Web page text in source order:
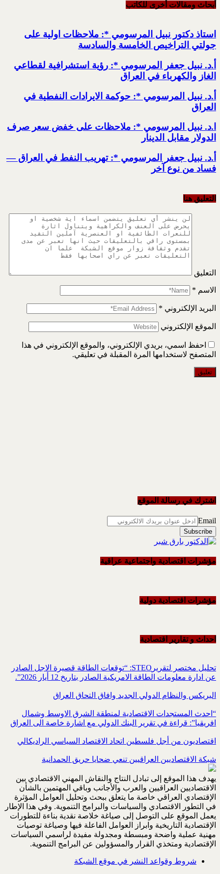
أبحاث ومقالات أخرى للکاتب
استاذ دكتور نبيل المرسومي *: ملاحظات اولية على
جولتي التراخيص الخامسة والسادسة
أ.د. نبيل جعفر المرسومي *: رؤية استشرافية لقطاعي
الغاز والكهرباء في العراق
أ.د. نبيل المرسومي *: حوكمة الايرادات النفطية في
العراق
ا.د. نبيل المرسومي *: ملاحظات على خفض سعر صرف
الدولار مقابل الدينار
أ.د. نبيل جعفر المرسومي *: تهريب النفط في العراق —
فساد من نوع آخر
التعليق هنا
التعليق
الاسم *
البريد الإلكتروني *
الموقع الإلكتروني
احفظ اسمي، بريدي الإلكتروني، والموقع الإلكتروني في هذا
المتصفح لاستخدامها المرة المقبلة في تعليقي.
اشترك في رسالة الموقع
Email
مؤشرات اقتصادية واجتماعية عراقية
مؤشرات اقتصادية دولية
احداث و تقاریر اقتصادیة
تحليل مختصر لتقريرSTEO‏: “توقعات الطاقة قصيرة الاجل الصادر
عن ادارة معلومات الطاقة الامريكية ‏الصادر بتاريخ 12 أيار 2026”.‏
البريكس والنظام الدولي الجديد وافاق التحاق العراق
“احدث المستجدات الاقتصادية لمنطقة الشرق الاوسط وشمال
افريقيا”: قراءة في تقرير البنك الدولي مع اشارة خاصة الى العراق
اقتصاديون من أجل فلسطين اتحاد الاقتصاد السياسي الراديكالي
شبكة الاقتصاديين العراقيين تنعي ضحايا حريق الحمدانية
يهدف هذا الموقع إلى تبادل النتاج والنقاش المهني الاقتصادي بين
الاقتصاديين العراقيين والعرب والأجانب وباقي المهتمين بالشأن
الإقتصادي العراقي خاصة ما يتعلق ببحث وتحليل العوامل المؤثرة
في التطور الاقتصادي والسياسات والبرامج التنموية. وفي هذا الإطار
يعمل الموقع على التوصل إلى صياغة خلاصة نقدية بناءة للتطورات
الإقتصادية التاريخية وابراز العوامل الفاعلة فيها وصياغة توصيات
مهنية عملية واضحة ومبسطة ومجدولة مفيدة لراسمي السياسات
الإقتصادية ومتخذي القرار والمسؤولين عن البرامج التنموية.
شروط وقواعد النشر في موقع الشبكة